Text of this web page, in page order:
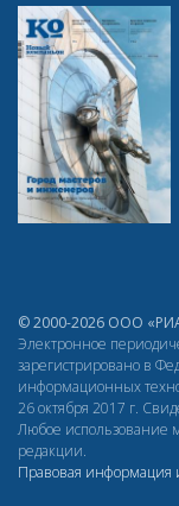
© 2000-2026 ООО
Электронное
зарегистрировано в
информационных
26 октября 2017 г.
Любое использование
редакции.
Правовая информация